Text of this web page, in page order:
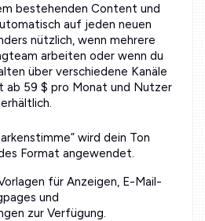
bestehenden Content und
auf jeden neuen
nützlich, wenn mehrere
arbeiten oder wenn du
über verschiedene Kanäle
ab 59 $ pro Monat und Nutzer
wird dein Ton
Format angewendet.
für Anzeigen, E-Mail-
und
zur Verfügung.